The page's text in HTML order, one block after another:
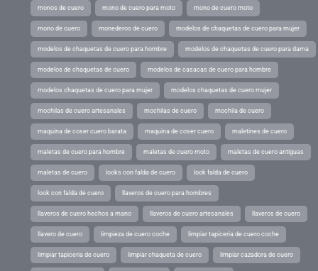
monos de cuero mono de cuero para moto mono de cuero moto
mono de cuero monederos de cuero modelos de chaquetas de cuero para mujer
modelos de chaquetas de cuero para hombre modelos de chaquetas de cuero para dama
modelos de chaquetas de cuero modelos de casacas de cuero para hombre
modelos chaquetas de cuero para mujer modelos chaquetas de cuero mujer
mochilas de cuero artesanales mochilas de cuero mochila de cuero
maquina de coser cuero barata maquina de coser cuero maletines de cuero
maletas de cuero para hombre maletas de cuero moto maletas de cuero antiguas
maletas de cuero looks con falda de cuero look falda de cuero
look con falda de cuero llaveros de cuero para hombres
llaveros de cuero hechos a mano llaveros de cuero artesanales llaveros de cuero
llavero de cuero limpieza de cuero coche limpiar tapiceria de cuero coche
limpiar tapiceria de cuero limpiar chaqueta de cuero limpiar cazadora de cuero